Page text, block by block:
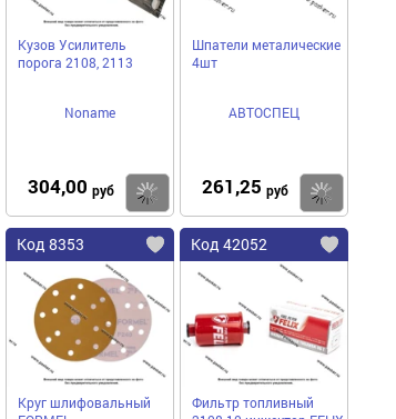
Кузов Усилитель
порога 2108, 2113
Noname
304,00 руб Купить
Шпатели металические
4шт
АВТОСПЕЦ
261,25 руб
Код 8353
Круг шлифовальный
Код 42052
Фильтр топливный